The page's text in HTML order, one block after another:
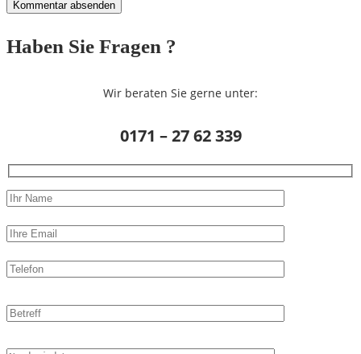
Haben Sie Fragen ?
Wir beraten Sie gerne unter:
0171 – 27 62 339